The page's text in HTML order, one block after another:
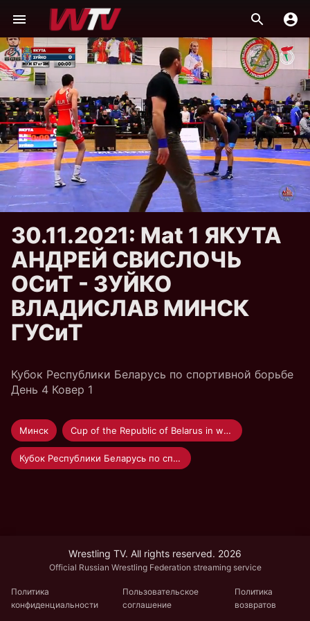
30.11.2021: Mat 1 ЯКУТА
АНДРЕЙ СВИСЛОЧЬ
ОСиТ - ЗУЙКО
ВЛАДИСЛАВ МИНСК
ГУСиТ
Кубок Республики Беларусь по спортивной борьбе
День 4 Ковер 1
Минск Cup of the Republic of Belarus in wrestling 2021
Кубок Республики Беларусь по спортивной борьбе 2021
Wrestling TV. All rights reserved. 2026
Official Russian Wrestling Federation streaming service
Политика
конфиденциальности
Пользовательское
соглашение
Политика
возвратов